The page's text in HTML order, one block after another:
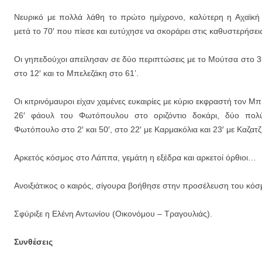
Νευρικό με πολλά λάθη το πρώτο ημίχρονο, καλύτερη η Αχαϊκή
μετά το 70′ που πίεσε και ευτύχησε να σκοράρει στις
Οι γηπεδούχοι απείλησαν σε δύο περιπτώσεις με το Μούτσα στο
στο 12′ και το Μπελεζάκη στο 61’.
Οι κιτρινόμαυροι είχαν χαμένες ευκαιρίες με κύριο εκφραστή τον
26′ φάουλ του Φωτόπουλου στο οριζόντιο δοκάρι, δύο
Φωτόπουλο στο 2′ και 50′, στο 22′ με Καρμακόλια και 23′ με
Αρκετός κόσμος στο Λάππα, γεμάτη η εξέδρα και αρκετοί όρθιοι…
Ανοιξιάτικος ο καιρός, σίγουρα βοήθησε στην προσέλευση του
Σφύριξε η Ελένη Αντωνίου (Οικονόμου – Τραγουλιάς).
Συνθέσεις